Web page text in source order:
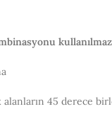
alanların 45 derece